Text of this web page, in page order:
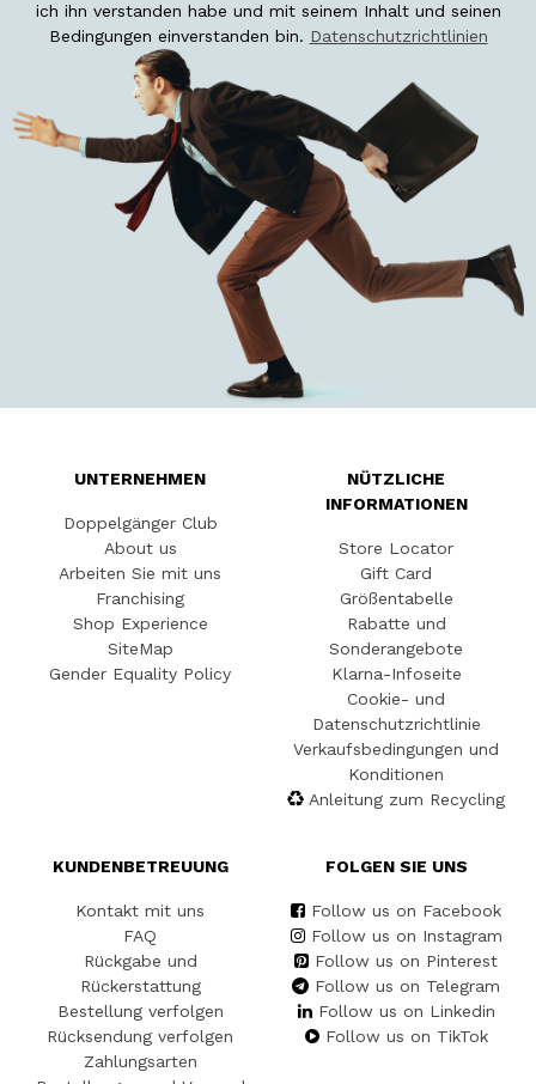
ich ihn verstanden habe und mit seinem Inhalt und seinen
Bedingungen einverstanden bin. Datenschutzrichtlinien
UNTERNEHMEN
Doppelgänger Club
About us
Arbeiten Sie mit uns
Franchising
Shop Experience
SiteMap
Gender Equality Policy
NÜTZLICHE
INFORMATIONEN
Store Locator
Gift Card
Größentabelle
Rabatte und
Sonderangebote
Klarna-Infoseite
Cookie- und
Datenschutzrichtlinie
Verkaufsbedingungen und
Konditionen
Anleitung zum Recycling
KUNDENBETREUUNG
Kontakt mit uns
FAQ
Rückgabe und
Rückerstattung
Bestellung verfolgen
Rücksendung verfolgen
Zahlungsarten
FOLGEN SIE UNS
Follow us on Facebook
Follow us on Instagram
Follow us on Pinterest
Follow us on Telegram
Follow us on Linkedin
Follow us on TikTok